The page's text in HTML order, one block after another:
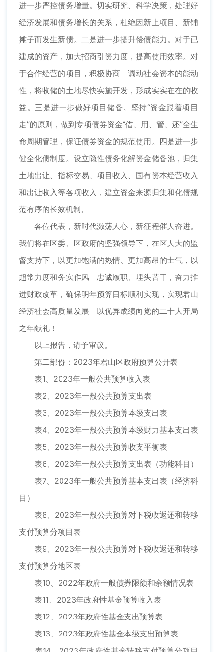
进一步严控债务增量。切实研究、科学决策，处理好
经济发展和债务增长的关系，杜绝因新上项目、新铺
摊子而发生新债。二是进一步提升偿债能力。对于已
建成的资产，加大招商引资力度，提高使用效率。对
于合作经营的项目，积极协商，调动社会资本的能动
性，将收储的土地尽快实施开发，形成实实在在的收
益。三是进一步做好项目储备。坚持“资金跟着项目
走”的原则，做到专项债券资金“借、用、管、还”全生
命周期管理，保证债券资金的规范使用。四是进一步
健全化债制度。设立隐性债务化解资金储备池，归集
土地出让、指标交易、项目收入、国有资本经营收入
和出让收入等各项收入，建立资金来源归集和化债规
范有序的长效机制。
各位代表，新时代激荡人心，新征程催人奋进。
我们将在区委、区政府的坚强领导下，在区人大的监
督支持下，以更加饱满的热情、更加高昂的士气，以
超常力度和务实作风，忠诚履职、埋头苦干，奋力推
进财政改革，确保明年预算目标顺利实现，实现君山
经济社会高质量发展，以优异成绩向党的二十大开局
之年献礼！
以上报告，请予审议。
第二部份：2023年君山区政府预算公开表
表1、2023年一般公共预算收入表
表2、2023年一般公共预算支出表
表3、2023年一般公共预算本级支出表
表4、2023年一般公共预算本级财力基本支出表
表5、2023年一般公共预算收支平衡表
表6、2023年一般公共预算支出表（功能科目）
表7、2023年一般公共预算基本支出表（经济科
目）
表8、2023年一般公共预算对下税收返还和转移
支付预算分项目表
表9、2023年一般公共预算对下税收返还和转移
支付预算分地区表
表10、2022年政府一般债券限额和余额情况表
表11、2023年政府性基金预算收入表
表12、2023年政府性基金支出预算表
表13、2023年政府性基金本级支出预算表